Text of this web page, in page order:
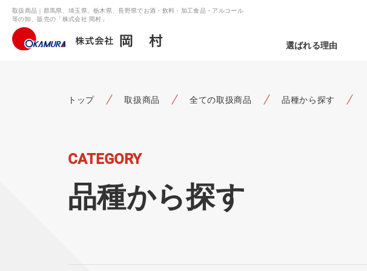
選ばれる理由
取扱商品｜群馬県、埼玉県、栃木県、長野県でお酒・飲料・加工食品・アルコール
等の卸、販売の「株式会社 岡村」
トップ 取扱商品 全ての取扱商品 品種から探す
CATEGORY
品種から探す